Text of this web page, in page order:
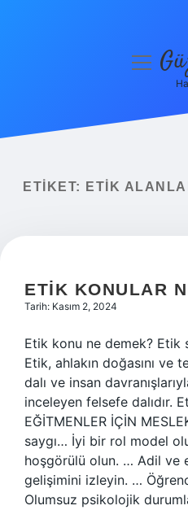
Yasal Uyarı
menüyü
ETIKET: ETIK
ETIK KONULAR
Tarih: Kasım 2, 2024
Etik konu ne demek? Etik
Etik, ahlakın doğasını ve
dalı ve insan
inceleyen felsefe dalıdır.
EĞİTMENLER İÇİN
saygı… İyi bir rol model
hoşgörülü olun. … Adil ve
gelişimini izleyin. …
Olumsuz psikolojik